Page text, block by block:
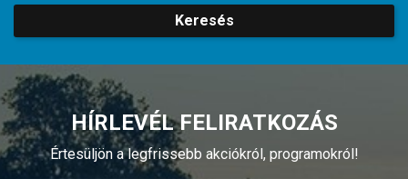
Keresés
HÍRLEVÉL FELIRATKOZÁS
Értesüljön a legfrissebb akciókról, programokról!